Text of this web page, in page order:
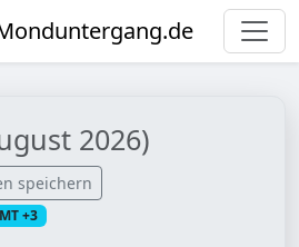
2026)
speichern
+3